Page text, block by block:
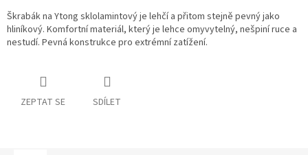
Škrabák na Ytong sklolamintový je lehčí a přitom stejně pevný jako
hliníkový. Komfortní materiál, který je lehce omyvytelný, nešpiní ruce a
nestudí. Pevná konstrukce pro extrémní zatížení.
ZEPTAT SE SDÍLET